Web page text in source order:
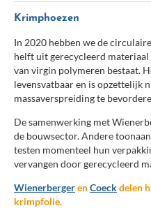
Krimphoezen
In 2020 hebben we de
helft uit gerecycleerd
van virgin polymeren bestaat.
levensvatbaar en is opzettelijk
massaverspreiding te
De samenwerking met
de bouwsector. Andere
testen momenteel hun
vervangen door gerecycleerd
WienerbergerenCoeckdelen
krimpfolie.